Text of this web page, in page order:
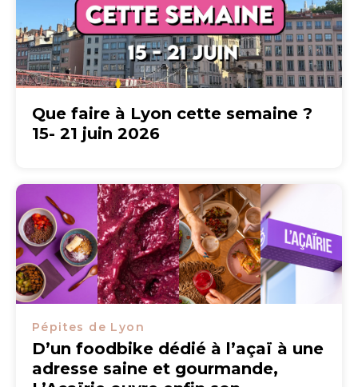
Que faire à Lyon cette semaine ?
15- 21 juin 2026
Pépites de Lyon
D’un foodbike dédié à l’açaï à une
adresse saine et gourmande,